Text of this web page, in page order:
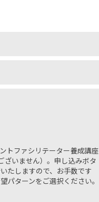
トファシリテーター養成講座
ざいません）。申し込みボタ
たしますので、お手数です
パターンをご選択ください。